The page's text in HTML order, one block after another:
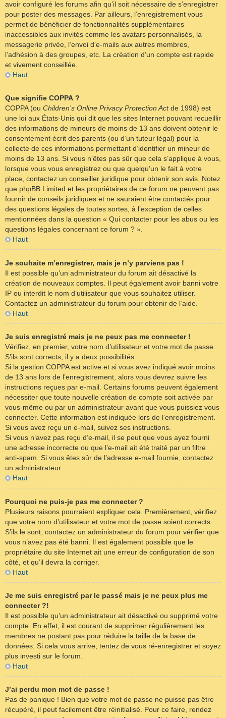
avoir configuré les forums afin qu’il soit nécessaire de s’enregistrer
pour poster des messages. Par ailleurs, l’enregistrement vous
permet de bénéficier de fonctionnalités supplémentaires
inaccessibles aux invités comme les avatars personnalisés, la
messagerie privée, l’envoi d’e-mails aux autres membres,
l’adhésion à des groupes, etc. La création d’un compte est rapide
et vivement conseillée.
Haut
Que signifie COPPA ?
COPPA (ou Children’s Online Privacy Protection Actde 1998) est
une loi aux États-Unis qui dit que les sites Internet pouvant recueillir
des informations de mineurs de moins de 13 ans doivent obtenir le
consentement écrit des parents (ou d’un tuteur légal) pour la
collecte de ces informations permettant d’identifier un mineur de
moins de 13 ans. Si vous n’êtes pas sûr que cela s’applique à vous,
lorsque vous vous enregistrez ou que quelqu’un le fait à votre
place, contactez un conseiller juridique pour obtenir son avis. Notez
que phpBB Limited et les propriétaires de ce forum ne peuvent pas
fournir de conseils juridiques et ne sauraient être contactés pour
des questions légales de toutes sortes, à l’exception de celles
mentionnées dans la question « Qui contacter pour les abus ou les
questions légales concernant ce forum ? ».
Haut
Je souhaite m’enregistrer, mais je n’y parviens pas !
Il est possible qu’un administrateur du forum ait désactivé la
création de nouveaux comptes. Il peut également avoir banni votre
IP ou interdit le nom d’utilisateur que vous souhaitez utiliser.
Contactez un administrateur du forum pour obtenir de l’aide.
Haut
Je suis enregistré mais je ne peux pas me connecter !
Vérifiez, en premier, votre nom d’utilisateur et votre mot de passe.
S’ils sont corrects, il y a deux possibilités :
Si la gestion COPPA est active et si vous avez indiqué avoir moins
de 13 ans lors de l’enregistrement, alors vous devrez suivre les
instructions reçues par e-mail. Certains forums peuvent également
nécessiter que toute nouvelle création de compte soit activée par
vous-même ou par un administrateur avant que vous puissiez vous
connecter. Cette information est indiquée lors de l’enregistrement.
Si vous avez reçu un e-mail, suivez ses instructions.
Si vous n’avez pas reçu d’e-mail, il se peut que vous ayez fourni
une adresse incorrecte ou que l’e-mail ait été traité par un filtre
anti-spam. Si vous êtes sûr de l’adresse e-mail fournie, contactez
un administrateur.
Haut
Pourquoi ne puis-je pas me connecter ?
Plusieurs raisons pourraient expliquer cela. Premièrement, vérifiez
que votre nom d’utilisateur et votre mot de passe soient corrects.
S’ils le sont, contactez un administrateur du forum pour vérifier que
vous n’avez pas été banni. Il est également possible que le
propriétaire du site Internet ait une erreur de configuration de son
côté, et qu’il devra la corriger.
Haut
Je me suis enregistré par le passé mais je ne peux plus me
connecter ?!
Il est possible qu’un administrateur ait désactivé ou supprimé votre
compte. En effet, il est courant de supprimer régulièrement les
membres ne postant pas pour réduire la taille de la base de
données. Si cela vous arrive, tentez de vous ré-enregistrer et soyez
plus investi sur le forum.
Haut
J’ai perdu mon mot de passe !
Pas de panique ! Bien que votre mot de passe ne puisse pas être
récupéré, il peut facilement être réinitialisé. Pour ce faire, rendez